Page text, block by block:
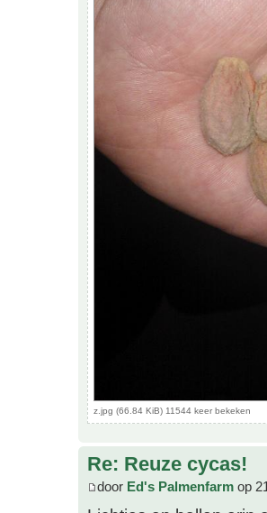
z.jpg (66.84 KiB) 11544 keer bekeken
Re: Reuze cycas!
door Ed's Palmenfarm op